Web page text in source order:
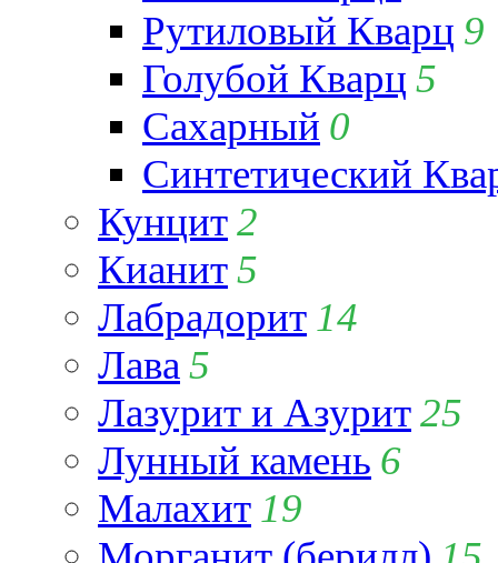
Рутиловый Кварц 9
Голубой Кварц 5
Сахарный 0
Синтетический
Кунцит2
Кианит5
Лабрадорит 14
Лава 5
Лазурит и Азурит25
Лунный камень 6
Малахит 19